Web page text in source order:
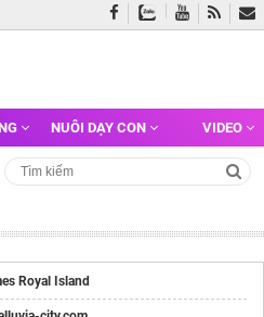
NUÔI DẠY CON VIDEO
Royal Island